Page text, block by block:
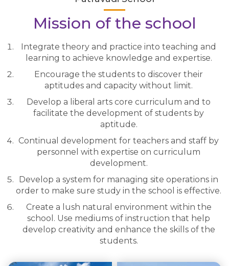
Mission of the school
Integrate theory and practice into teaching and
learning to achieve knowledge and expertise.
Encourage the students to discover their
aptitudes and capacity without limit.
Develop a liberal arts core curriculum and to
facilitate the development of students by
aptitude.
Continual development for teachers and staff by
personnel with expertise on curriculum
development.
Develop a system for managing site operations in
order to make sure study in the school is effective.
Create a lush natural environment within the
school. Use mediums of instruction that help
develop creativity and enhance the skills of the
students.